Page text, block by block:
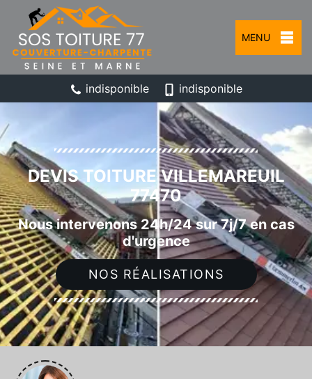
MENU
indisponible indisponible
DEVIS TOITURE VILLEMAREUIL
77470
Nous intervenons 24h/24 sur 7j/7 en cas
d'urgence
NOS RÉALISATIONS